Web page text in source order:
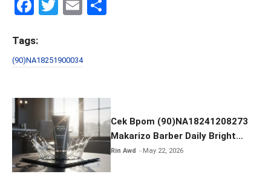
F
ce
b
o
k
T
er
E
Tags:
(90)NA18251900034
Cek Bpom (90)NA18241208273
Makarizo Barber Daily Bright
Radiance Face Wash
Rin Awd May 22, 2026